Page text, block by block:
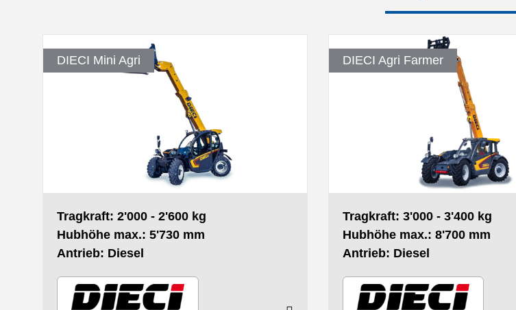
DIECI Mini Agri
Tragkraft: 2'000 - 2'600 kg
Hubhöhe max.: 5'730 mm
Antrieb: Diesel
DIECI Agri Farmer
Tragkraft: 3'000 - 3'400 kg
Hubhöhe max.: 8'700 mm
Antrieb: Diesel